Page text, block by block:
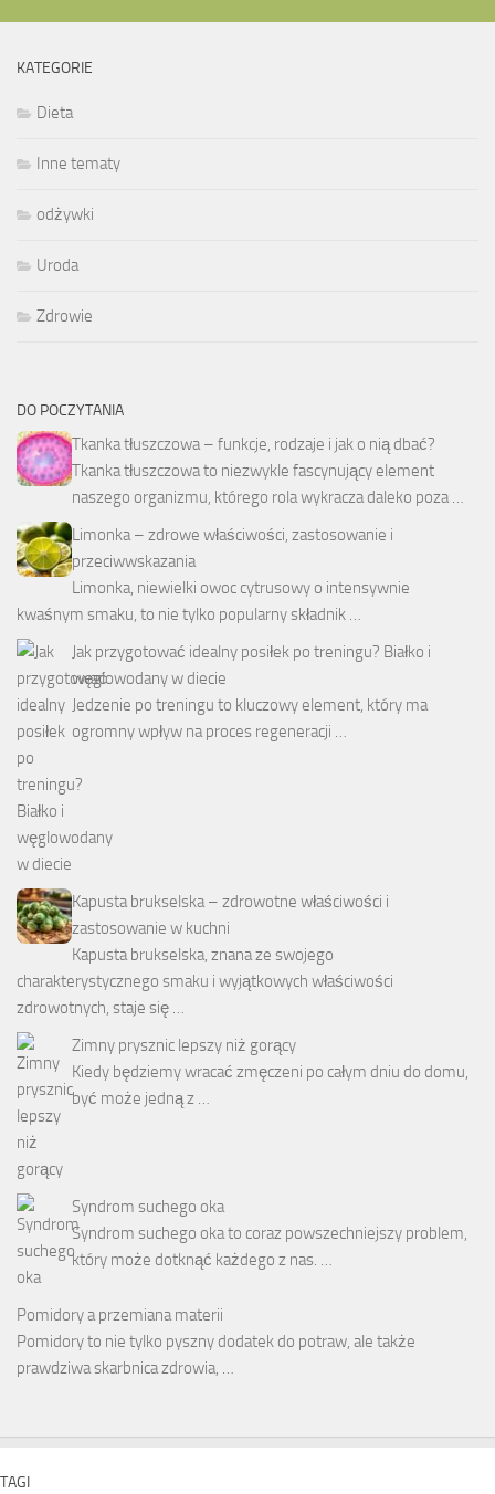
KATEGORIE
Dieta
Inne tematy
odżywki
Uroda
Zdrowie
DO POCZYTANIA
Tkanka tłuszczowa – funkcje, rodzaje i jak o nią dbać?
Tkanka tłuszczowa to niezwykle fascynujący element
naszego organizmu, którego rola wykracza daleko poza …
Limonka – zdrowe właściwości, zastosowanie i
przeciwwskazania
Limonka, niewielki owoc cytrusowy o intensywnie
kwaśnym smaku, to nie tylko popularny składnik …
Jak przygotować idealny posiłek po treningu? Białko i
węglowodany w diecie
Jedzenie po treningu to kluczowy element, który ma
ogromny wpływ na proces regeneracji …
Kapusta brukselska – zdrowotne właściwości i
zastosowanie w kuchni
Kapusta brukselska, znana ze swojego
charakterystycznego smaku i wyjątkowych właściwości
zdrowotnych, staje się …
Zimny prysznic lepszy niż gorący
Kiedy będziemy wracać zmęczeni po całym dniu do domu,
być może jedną z …
Syndrom suchego oka
Syndrom suchego oka to coraz powszechniejszy problem,
który może dotknąć każdego z nas. …
Pomidory a przemiana materii
Pomidory to nie tylko pyszny dodatek do potraw, ale także
prawdziwa skarbnica zdrowia, …
TAGI